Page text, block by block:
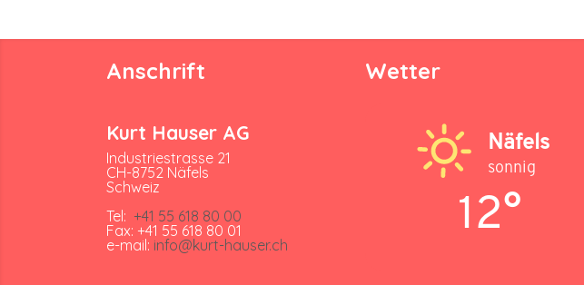
Anschrift
Kurt Hauser AG
Industriestrasse 21
CH-8752 Näfels
Schweiz
Tel: +41 55 618 80 00
Fax: +41 55 618 80 01
e-mail: info@kurt-hauser.ch
Wetter
Näfels
sonnig
12°